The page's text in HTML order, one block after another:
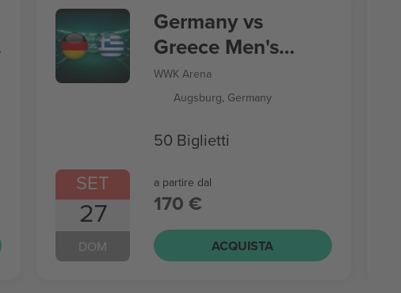
SET
27
DOM
Germany vs
Greece Men's
Nations League
WWK Arena
Augsburg, Germany
50 Biglietti
a partire dal
170 €
ACQUISTA